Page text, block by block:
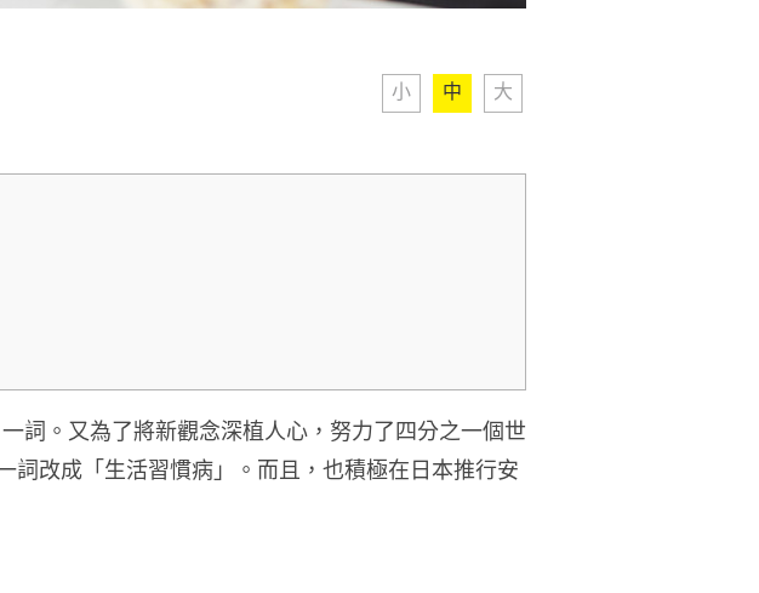
小 中 大
詞。又為了將新觀念深植人心，努力了四分之一個世
詞改成「生活習慣病」。而且，也積極在日本推行安